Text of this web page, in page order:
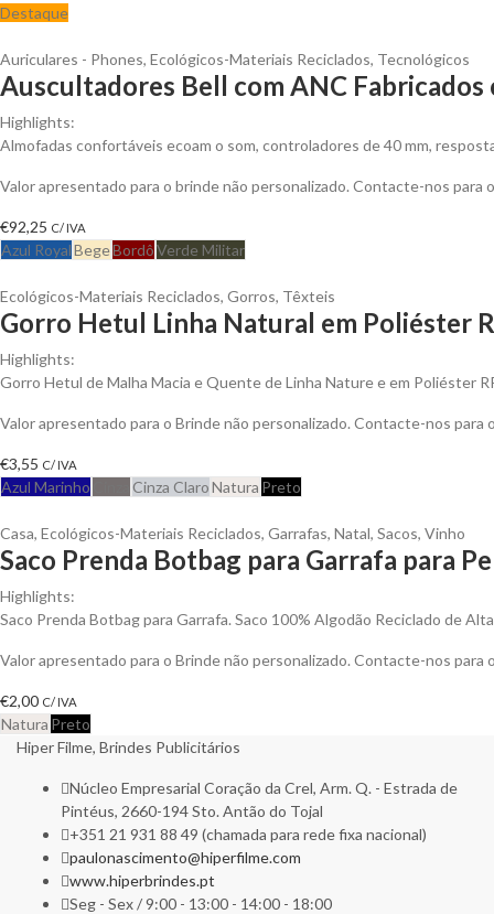
Destaque
Auriculares - Phones, Ecológicos-Materiais Reciclados, Tecnológicos
Auscultadores Bell com ANC
Highlights:
Almofadas confortáveis ecoam o som, controladores de 40 mm,
Valor apresentado para o brinde não personalizado. Contacte-nos
€92,25 C/ IVA
Azul RoyalBegeBordôVerde Militar
Ecológicos-Materiais Reciclados, Gorros, Têxteis
Gorro Hetul Linha Natural em Poliéster
Highlights:
Gorro Hetul de Malha Macia e Quente de Linha Nature e em Poliéster
Valor apresentado para o Brinde não personalizado. Contacte-nos
€3,55 C/ IVA
Azul Marinho Cinza ClaroNatura Preto
Casa, Ecológicos-Materiais Reciclados, Garrafas, Natal, Sacos, Vinho
Saco Prenda Botbag para Garrafa para
Highlights:
Saco Prenda Botbag para Garrafa. Saco 100% Algodão Reciclado de
Valor apresentado para o Brinde não personalizado. Contacte-nos
€2,00 C/ IVA
Natura Preto
Hiper Filme, Brindes Publicitários
Núcleo Empresarial Coração da Crel, Arm. Q. - Estrada de
Pintéus, 2660-194 Sto. Antão do Tojal
+351 21 931 88 49 (chamada para rede fixa nacional)
paulonascimento@hiperfilme.com
www.hiperbrindes.pt
Seg - Sex / 9:00 - 13:00 - 14:00 - 18:00